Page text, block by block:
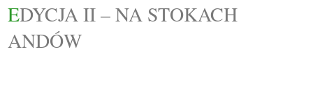
EDYCJA II – NA STOKACH
ANDÓW